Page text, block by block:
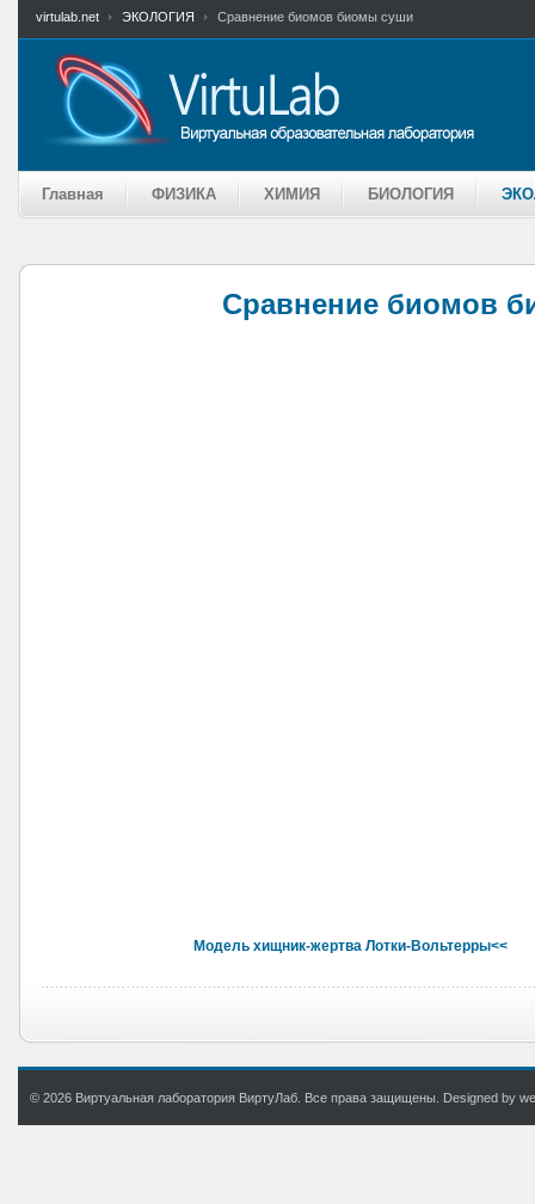
virtulab.net ЭКОЛОГИЯ Сравнение биомов биомы суши
Главная ФИЗИКА ХИМИЯ БИОЛОГИЯ
Сравнение биомов
Модель хищник-жертва Лотки-Вольтерры<<
© 2026 Виртуальная лаборатория ВиртуЛаб. Все права защищены. Designed by